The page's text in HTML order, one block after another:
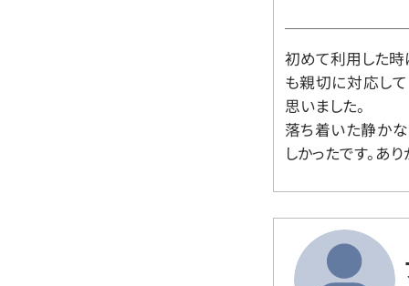
初めて利用した時
も親切に対応し
思いました。
落ち着いた静か
しかったです。あ